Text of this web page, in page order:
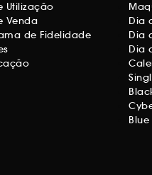
Utilização
Venda
de Fidelidade
Dia
Dia
Dia